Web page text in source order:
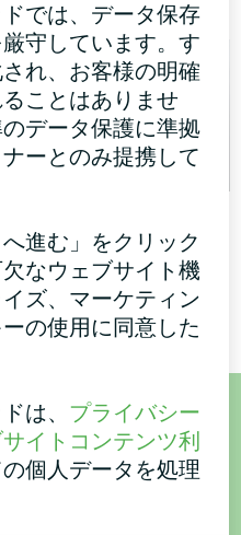
スプリットヒートポンプHevi
シリーズ
質問はこち
では、データ保存
守しています。す
れ、お客様の明確
ことはありませ
データ保護に準拠
ーとのみ提携して
進む」をクリック
なウェブサイト機
ズ、マーケティン
の使用に同意した
は、 プライバシー
イトコンテンツ利
個人データを処理